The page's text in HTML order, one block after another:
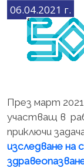
06.04.2021 г.
През март
участващ в
приключи
изследване